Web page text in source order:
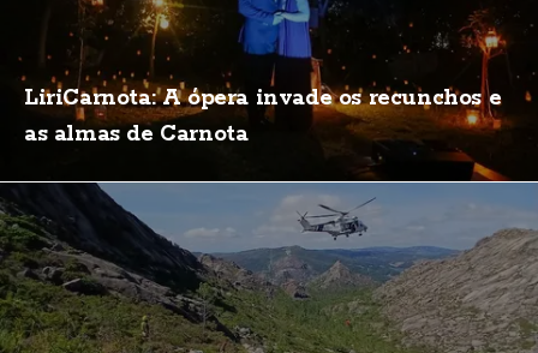
LiriCarnota: A ópera invade os recunchos e
as almas de Carnota